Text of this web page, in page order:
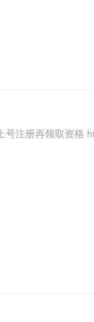
永久会员资格(1年)，今天(8.31)最后